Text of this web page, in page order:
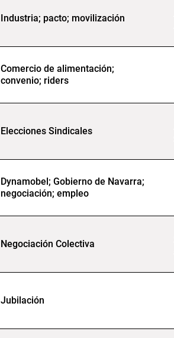
Industria; pacto; movilización
Comercio de alimentación;
convenio; riders
Elecciones Sindicales
Dynamobel; Gobierno de Navarra;
negociación; empleo
Negociación Colectiva
Jubilación